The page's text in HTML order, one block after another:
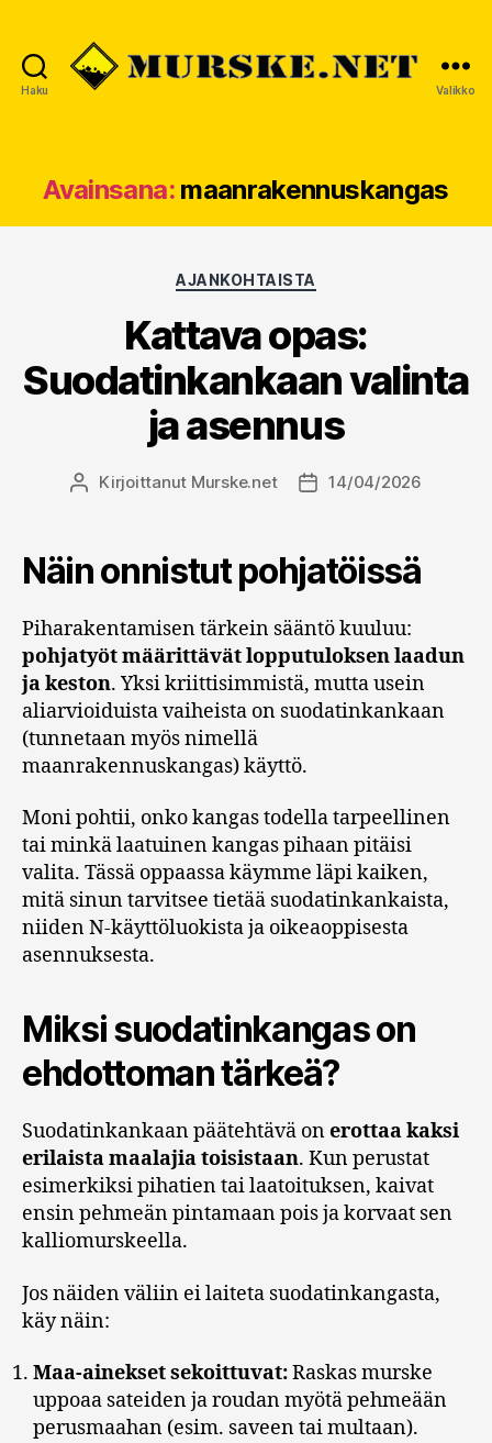
Haku Valikko
Avainsana: maanrakennuskangas
Kategoriat
AJANKOHTAISTA
Kattava opas:
Suodatinkankaan valinta
ja asennus
Kirjoittaja
Kirjoittanut Murske.net Julkaisupäivämäärä
14/04/2026
Näin onnistut pohjatöissä
Piharakentamisen tärkein sääntö kuuluu:
pohjatyöt määrittävät lopputuloksen laadun
ja keston. Yksi kriittisimmistä, mutta usein
aliarvioiduista vaiheista on suodatinkankaan
(tunnetaan myös nimellä
maanrakennuskangas) käyttö.
Moni pohtii, onko kangas todella tarpeellinen
tai minkä laatuinen kangas pihaan pitäisi
valita. Tässä oppaassa käymme läpi kaiken,
mitä sinun tarvitsee tietää suodatinkankaista,
niiden N-käyttöluokista ja oikeaoppisesta
asennuksesta.
Miksi suodatinkangas on
ehdottoman tärkeä?
Suodatinkankaan päätehtävä onerottaa kaksi
erilaista maalajia toisistaan. Kun perustat
esimerkiksi pihatien tai laatoituksen, kaivat
ensin pehmeän pintamaan pois ja korvaat sen
kalliomurskeella.
Jos näiden väliin ei laiteta suodatinkangasta,
käy näin:
Maa-ainekset sekoittuvat:Raskas murske
uppoaa sateiden ja roudan myötä pehmeään
perusmaahan (esim. saveen tai multaan).